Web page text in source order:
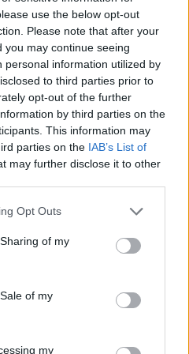
use the below opt-out
Please note that after your
may continue seeing
personal information utilized by
to third parties prior to
opt-out of the further
by third parties on the
This information may
parties on the IAB’s List of
may further disclose it to other
Opt Outs
of my
of my
my
española.
serán las principales
El suizo no estará en
toda la gira de tierra
primer torneo en el que
Por su parte, el británico
su operación de cadera
después de Roland Garros
algún partido este mes